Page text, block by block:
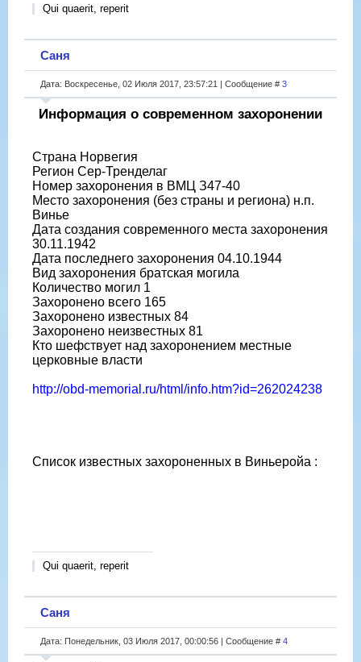
Qui quaerit, reperit
Саня
Дата: Воскресенье, 02 Июля 2017, 23:57:21 | Сообщение # 3
Информация о современном захоронении
Страна Норвегия
Регион Сер-Тренделаг
Номер захоронения в ВМЦ З47-40
Место захоронения (без страны и региона) н.п.
Винье
Дата создания современного места захоронения
30.11.1942
Дата последнего захоронения 04.10.1944
Вид захоронения братская могила
Количество могил 1
Захоронено всего 165
Захоронено известных 84
Захоронено неизвестных 81
Кто шефствует над захоронением местные
церковные власти
http://obd-memorial.ru/html/info.htm?id=262024238
Список известных захороненных в Виньеройа :
Qui quaerit, reperit
Саня
Дата: Понедельник, 03 Июля 2017, 00:00:56 | Сообщение # 4